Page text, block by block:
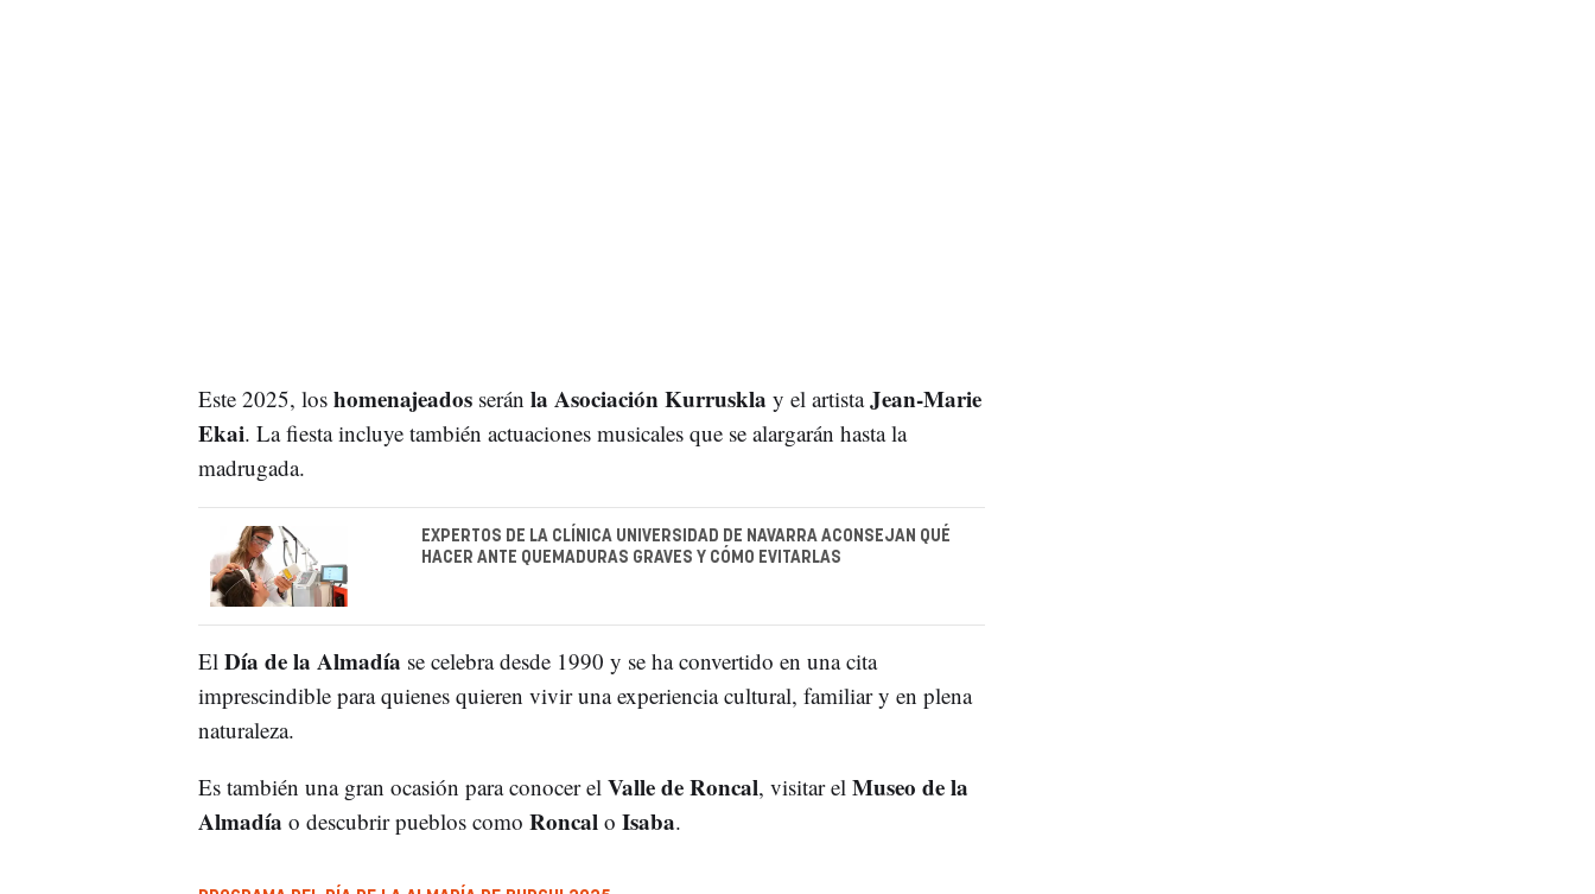
Este 2025, los homenajeados serán la Asociación Kurruskla y el artistaJean-Marie
Ekai. La fiesta incluye también actuaciones musicales que se alargarán hasta la
madrugada.
EXPERTOS DE LA CLÍNICA UNIVERSIDAD DE NAVARRA ACONSEJAN QUÉ
HACER ANTE QUEMADURAS GRAVES Y CÓMO EVITARLAS
El Día de la Almadía se celebra desde 1990 y se ha convertido en una cita
imprescindible para quienes quieren vivir una experiencia cultural, familiar y en plena
naturaleza.
Es también una gran ocasión para conocer el Valle de Roncal, visitar el Museo de la
Almadía o descubrir pueblos como Roncal o Isaba.